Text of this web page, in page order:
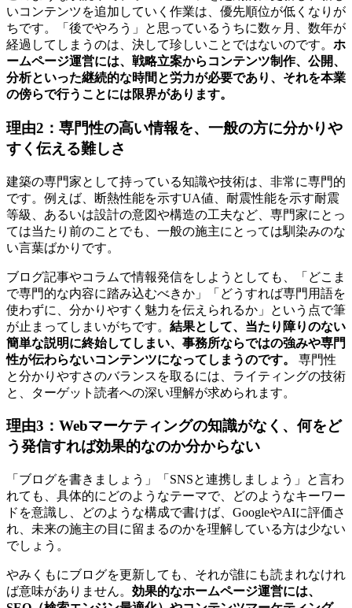
いコンテンツを追加していく作業は、優先順位が低くなりが
ちです。「後でやろう」と思っているうちに数ヶ月、数年が
経過してしまうのは、決して珍しいことではないのです。 ホ
ームページ運営には、戦略立案からコンテンツ制作、公開、
分析といった継続的な時間と労力が必要であり、それを本業
の傍らで行うことには限界があります。
理由2：専門性の高い情報を、一般の方に分かりや
すく伝える難しさ
建築の専門家として持っている知識や技術は、非常に専門的
です。例えば、断熱性能を示すUA値、耐震性能を示す耐震
等級、あるいは設計の意図や構造の工夫など、専門家にとっ
ては当たり前のことでも、一般の施主にとっては馴染みのな
い言葉ばかりです。
ブログ記事やコラムで情報発信をしようとしても、「どこま
で専門的な内容に踏み込むべきか」「どうすれば専門用語を
使わずに、分かりやすく魅力を伝えられるか」という点で筆
が止まってしまいがちです。 結果として、当たり障りのない
簡単な説明に終始してしまい、事務所ならではの強みや専門
性が伝わらないコンテンツになってしまうのです。
専門性
と分かりやすさのバランスを取るには、ライティングの技術
と、ターゲット読者への深い理解が求められます。
理由3：Webマーケティングの知識がなく、何をど
う発信すれば効果的なのか分からない
「ブログを書きましょう」「SNSと連携しましょう」と言わ
れても、具体的にどのようなテーマで、どのようなキーワー
ドを意識し、どのような構成で書けば、GoogleやAIに評価さ
れ、未来の施主の目に留まるのかを理解している方は少ない
でしょう。
やみくもにブログを更新しても、それが誰にも読まれなけれ
ば意味がありません。 効果的なホームページ運営には、